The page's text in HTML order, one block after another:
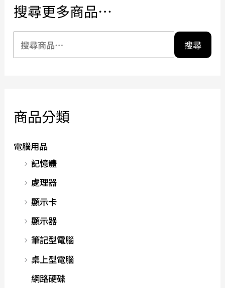
搜尋更多商品…
搜尋
商品分類
電腦用品
記憶體
處理器
顯示卡
顯示器
筆記型電腦
桌上型電腦
網路硬碟